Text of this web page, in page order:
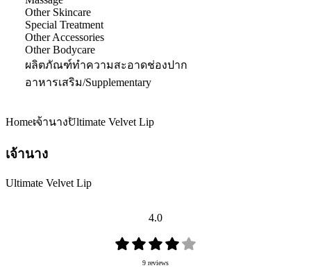
Other Skincare
Special Treatment
Other Accessories
Other Bodycare
ผลิตภัณฑ์ทำความสะอาดช่องปาก
อาหารเสริม/Supplementary
Homeเจ้านางUltimate Velvet Lip
เจ้านาง
Ultimate Velvet Lip
4.0
9 reviews